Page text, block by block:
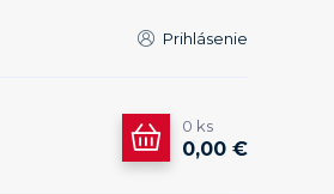
Prihlásenie
0 ks
0,00 €